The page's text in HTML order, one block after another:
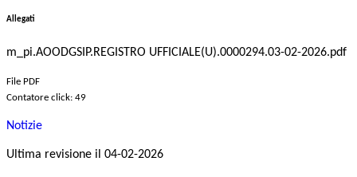
Allegati
m_pi.AOODGSIP.REGISTRO UFFICIALE(U).0000294.03-02-2026.pdf
File PDF
Contatore click: 49
Notizie
Ultima revisione il 04-02-2026